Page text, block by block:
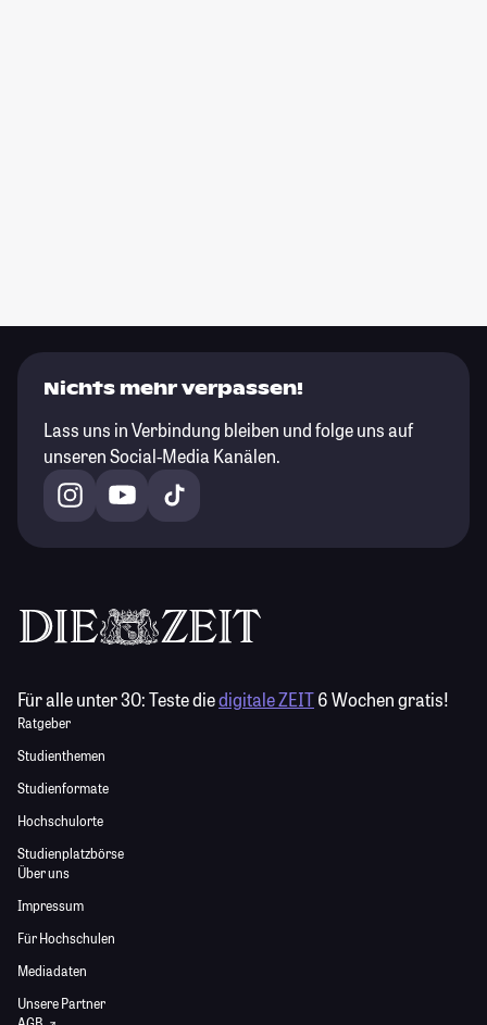
Nichts mehr verpassen!
Lass uns in Verbindung bleiben und folge uns auf
unseren Social-Media Kanälen.
Für alle unter 30:Teste diedigitale ZEIT6 Wochen gratis!
Ratgeber
Studienthemen
Studienformate
Hochschulorte
Studienplatzbörse
Über uns
Impressum
Für Hochschulen
Mediadaten
Unsere Partner